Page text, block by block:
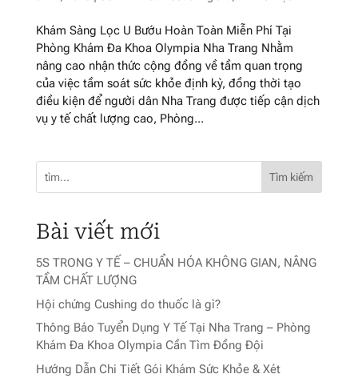
Khám Sàng Lọc U Bướu Hoàn Toàn Miễn Phí Tại
Phòng Khám Đa Khoa Olympia Nha Trang Nhằm
nâng cao nhận thức cộng đồng về tầm quan trọng
của việc tầm soát sức khỏe định kỳ, đồng thời tạo
điều kiện để người dân Nha Trang được tiếp cận dịch
vụ y tế chất lượng cao, Phòng...
Tìm kiếm
Bài viết mới
5S TRONG Y TẾ – CHUẨN HÓA KHÔNG GIAN, NÂNG
TẦM CHẤT LƯỢNG
Hội chứng Cushing do thuốc là gì?
Thông Báo Tuyển Dụng Y Tế Tại Nha Trang – Phòng
Khám Đa Khoa Olympia Cần Tìm Đồng Đội
Hướng Dẫn Chi Tiết Gói Khám Sức Khỏe & Xét